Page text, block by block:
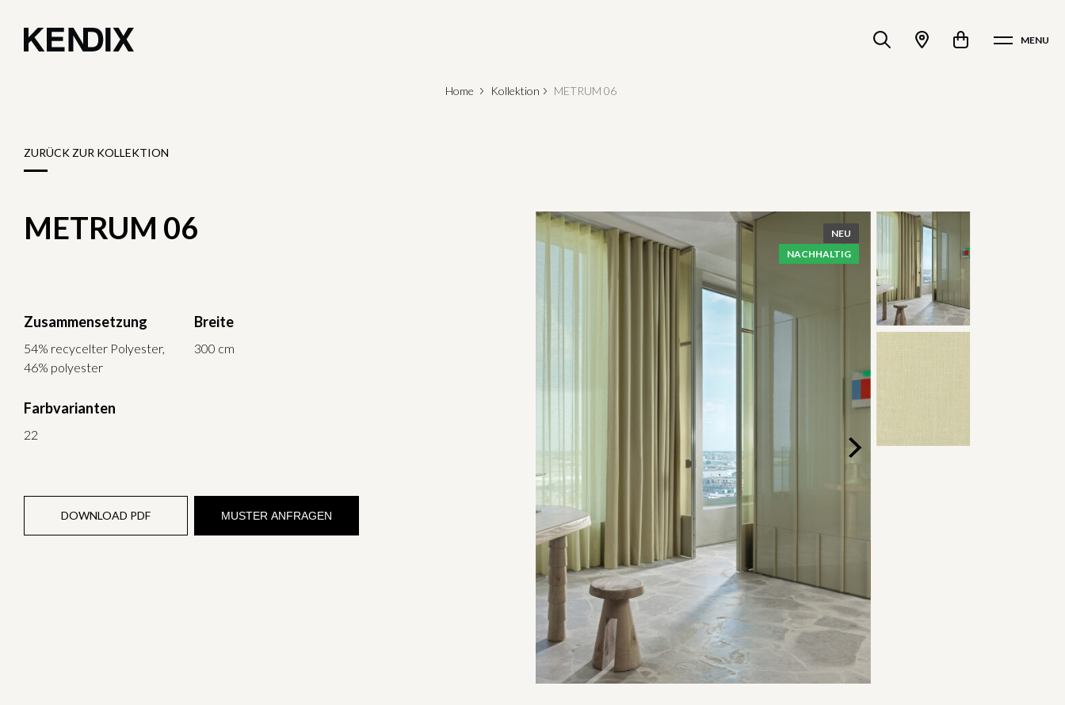
MENU
Home Kollektion METRUM 06
ZURÜCK ZUR KOLLEKTION
METRUM 06
Zusammensetzung
54% recycelter Polyester,
46% polyester
Breite
300 cm
Farbvarianten
22
DOWNLOAD PDF MUSTER ANFRAGEN
NEU
NACHHALTIG